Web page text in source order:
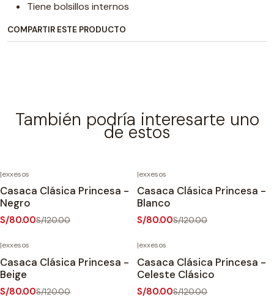
Tiene bolsillos internos
COMPARTIR ESTE PRODUCTO
También podría interesarte uno
de estos
|exxesos
Casaca Clásica Princesa -
Negro
S/80.00S/120.00
|exxesos
Casaca Clásica Princesa -
Blanco
S/80.00S/120.00
Agotado
|exxesos
Casaca Clásica Princesa -
Beige
S/80.00S/120.00
|exxesos
Casaca Clásica Princesa -
Celeste Clásico
S/80.00S/120.00